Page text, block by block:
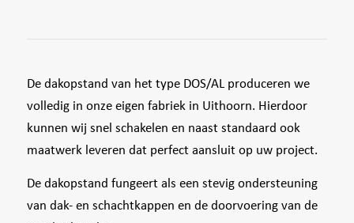
De dakopstand van het type DOS/AL produceren we
volledig in onze eigen fabriek in Uithoorn. Hierdoor
kunnen wij snel schakelen en naast standaard ook
maatwerk leveren dat perfect aansluit op uw project.
De dakopstand fungeert als een stevig ondersteuning
van dak- en schachtkappen en de doorvoering van de